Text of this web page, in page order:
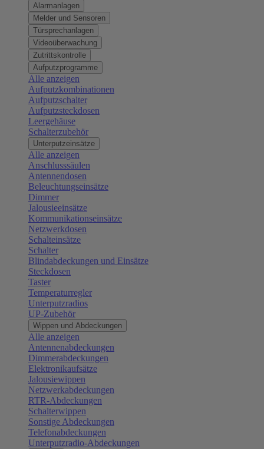
Alarmanlagen
Melder und Sensoren
Türsprechanlagen
Videoüberwachung
Zutrittskontrolle
Aufputzprogramme
Alle anzeigen
Aufputzkombinationen
Aufputzschalter
Aufputzsteckdosen
Leergehäuse
Schalterzubehör
Unterputzeinsätze
Alle anzeigen
Anschlusssäulen
Antennendosen
Beleuchtungseinsätze
Dimmer
Jalousieeinsätze
Kommunikationseinsätze
Netzwerkdosen
Schalteinsätze
Schalter
Blindabdeckungen und Einsätze
Steckdosen
Taster
Temperaturregler
Unterputzradios
UP-Zubehör
Wippen und Abdeckungen
Alle anzeigen
Antennenabdeckungen
Dimmerabdeckungen
Elektronikaufsätze
Jalousiewippen
Netzwerkabdeckungen
RTR-Abdeckungen
Schalterwippen
Sonstige Abdeckungen
Telefonabdeckungen
Unterputzradio-Abdeckungen